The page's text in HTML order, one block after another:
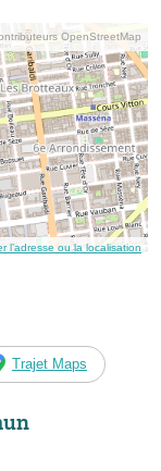
OpenStreetMap
l’adresse ou la localisation
Trajet Maps